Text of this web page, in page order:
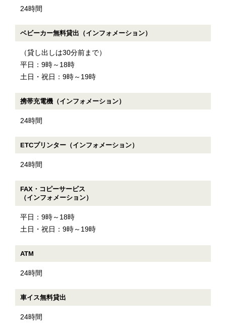
24時間
ベビーカー無料貸出（インフォメーション）
（貸し出しは30分前まで）
平日：9時～18時
土日・祝日：9時～19時
携帯充電機（インフォメーション）
24時間
ETCプリンター（インフォメーション）
24時間
FAX・コピーサービス
（インフォメーション）
平日：9時～18時
土日・祝日：9時～19時
ATM
24時間
車イス無料貸出
24時間